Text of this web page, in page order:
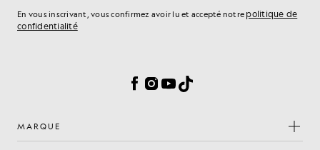
En vous inscrivant, vous confirmez avoir lu et accepté notre politique de
confidentialité
Facebook
Instagram
YouTube
TikTok
MARQUE